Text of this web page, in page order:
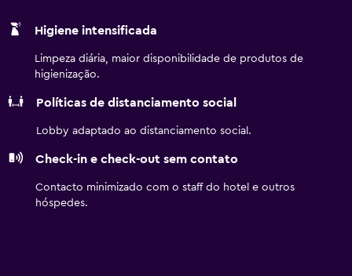
clássicos, iguarias culinárias suíças e outras especialidades
encantadora, oferece uma extensa seleção de bebidas
encontrarão a atmosfera perfeita e ótimas instalações para
se manterem focados e produtivos.
Higiene intensificada
Limpeza diária, maior disponibilidade de produtos de
higienização.
Políticas de distanciamento social
Lobby adaptado ao distanciamento social.
Check-in e check-out sem contato
Contacto minimizado com o staff do hotel e outros
hóspedes.